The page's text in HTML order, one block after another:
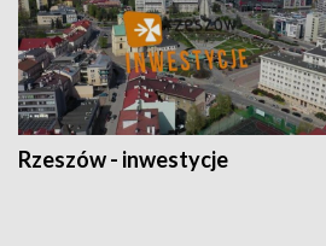
Rzeszów - inwestycje